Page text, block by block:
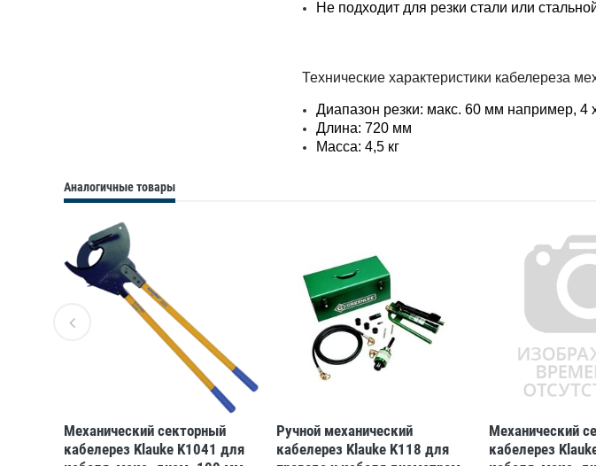
Не подходит для резки стали или
Технические характеристики кабелереза
Диапазон резки: макс. 60 мм например, 4
Длина: 720 мм
Масса: 4,5 кг
Аналогичные товары
Механический секторный
кабелерез Klauke K1041 для
Ручной механический
кабелерез Klauke K118 для
Механический
кабелерез